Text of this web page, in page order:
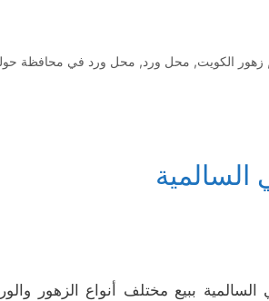
, زهور الكويت, محل ورد, محل ورد في محافظة
ببيع مختلف أنواع الزهور